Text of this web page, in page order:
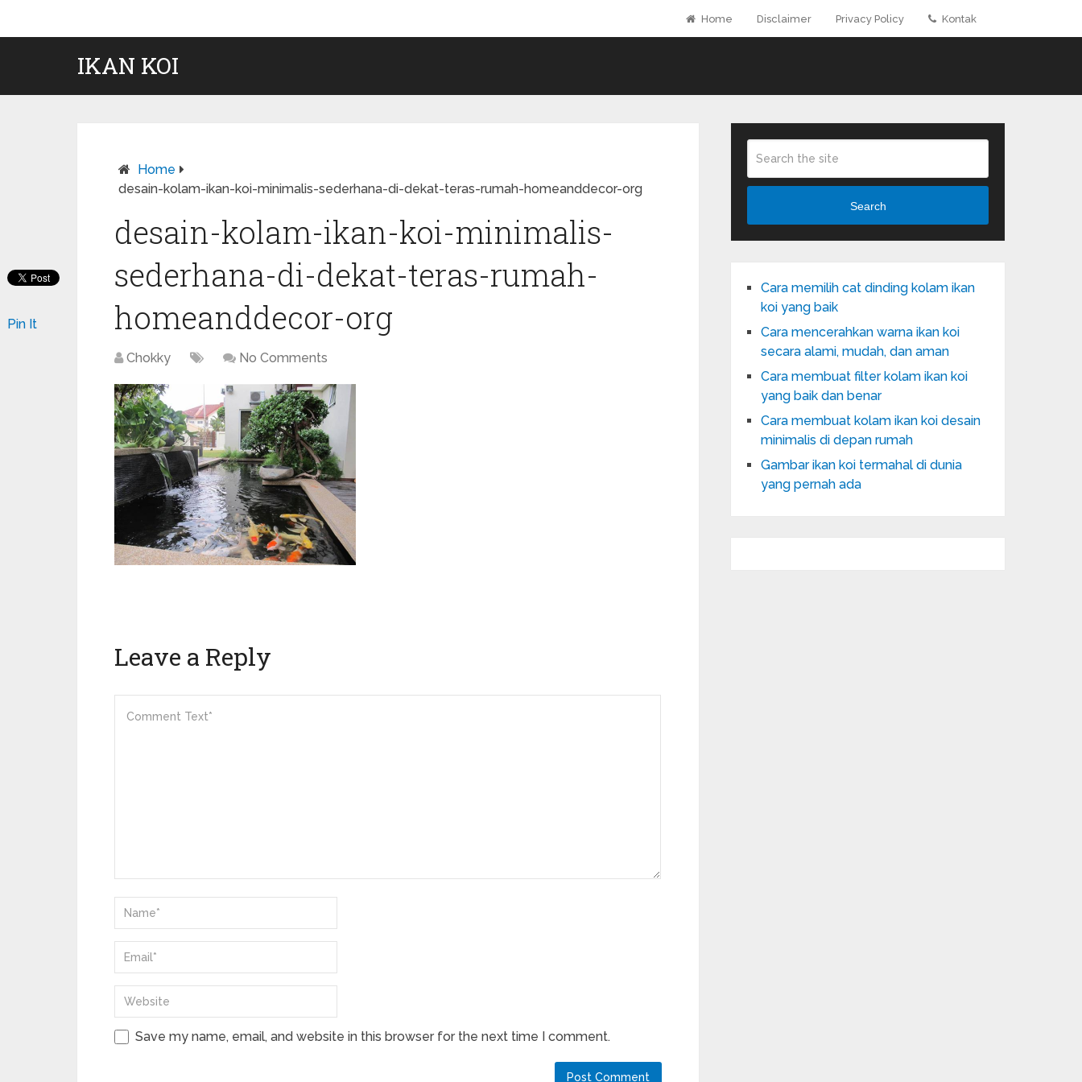
Home Disclaimer Privacy Policy Kontak
IKAN KOI
Home
desain-kolam-ikan-koi-minimalis-sederhana-di-dekat-teras-rumah-homeanddecor-org
desain-kolam-ikan-koi-minimalis-
sederhana-di-dekat-teras-rumah-
homeanddecor-org
Chokky No Comments
Pin It
Leave a Reply
Save my name, email, and website in this browser for the next time I comment.
Search
Cara memilih cat dinding kolam ikan
koi yang baik
Cara mencerahkan warna ikan koi
secara alami, mudah, dan aman
Cara membuat filter kolam ikan koi
yang baik dan benar
Cara membuat kolam ikan koi desain
minimalis di depan rumah
Gambar ikan koi termahal di dunia
yang pernah ada